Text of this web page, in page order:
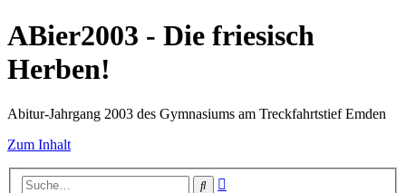
ABier2003 - Die friesisch
Herben!
Abitur-Jahrgang 2003 des Gymnasiums am Treckfahrtstief Emden
Zum Inhalt
Suche